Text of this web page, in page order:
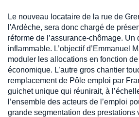
Le nouveau locataire de la rue de
l'Ardèche, sera donc chargé de
réforme de l’assurance-chômage. Un
inflammable. L’objectif d’Emmanuel
moduler les allocations en fonction
économique. L’autre gros chantier
remplacement de Pôle emploi par
guichet unique qui réunirait, à
l’ensemble des acteurs de l’emploi
grande segmentation des prestations